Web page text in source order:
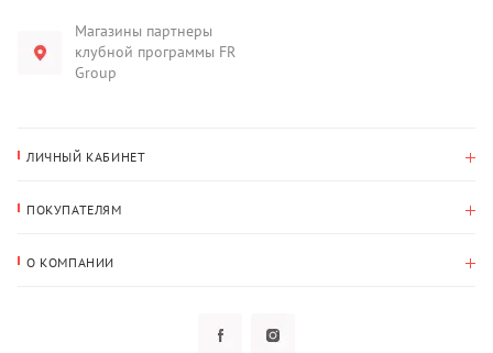
Магазины партнеры
клубной программы FR
Group
ЛИЧНЫЙ КАБИНЕТ
Адрес для доставки
ПОКУПАТЕЛЯМ
О КОМПАНИИ
Политика конфиденциальности